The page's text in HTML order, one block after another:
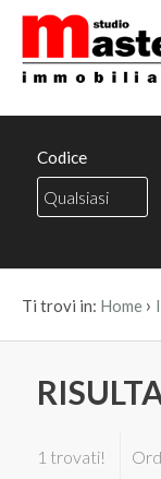
Codice
Ti trovi in: Home ›
1 trovati!